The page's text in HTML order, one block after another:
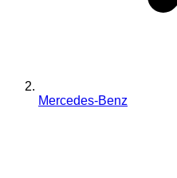
Mercedes-Benz